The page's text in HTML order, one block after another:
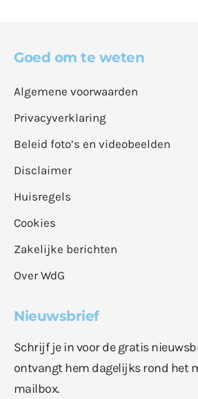
Goed om te weten
Algemene voorwaarden
Privacyverklaring
Beleid foto’s en videobeelden
Disclaimer
Huisregels
Cookies
Zakelijke berichten
Over WdG
Nieuwsbrief
Schrijf je in voor de gratis
ontvangt hem dagelijks rond het
mailbox.